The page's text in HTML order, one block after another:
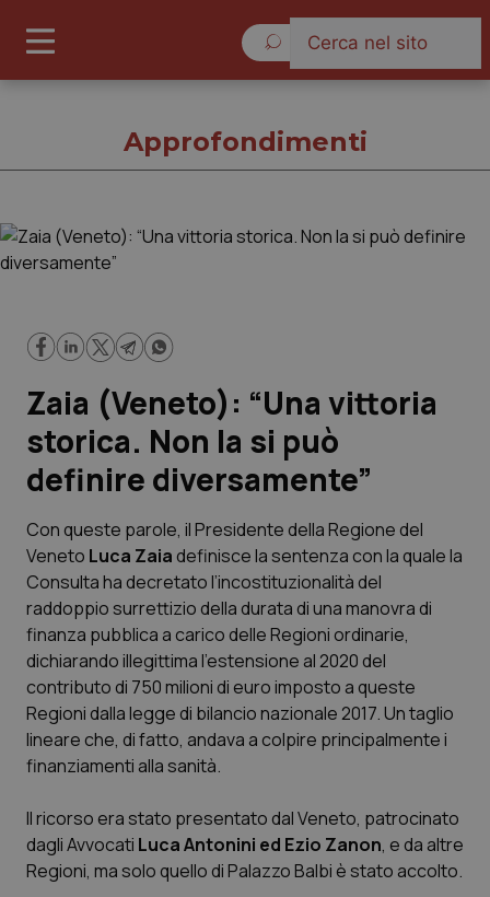
Governo e Parlamento
Regioni e Asl
Lavoro e Professioni
Scienza e Farmaci
Studi e Analisi
Lettere al direttore
Edizioni Regionali
QS Pro
Professionisti Sanitari.AI
Abruzzo
QS Pro Gold
Approfondimenti
Zaia (Veneto): “Una vittoria
storica. Non la si può
definire diversamente”
Con queste parole, il Presidente della Regione del
Veneto Luca Zaiadefinisce la sentenza con la quale la
Consulta ha decretato l’incostituzionalità del
raddoppio surrettizio della durata di una manovra di
finanza pubblica a carico delle Regioni ordinarie,
dichiarando illegittima l’estensione al 2020 del
contributo di 750 milioni di euro imposto a queste
Regioni dalla legge di bilancio nazionale 2017. Un taglio
lineare che, di fatto, andava a colpire principalmente i
finanziamenti alla sanità.
Il ricorso era stato presentato dal Veneto, patrocinato
dagli Avvocati Luca Antonini ed Ezio Zanon, e da altre
Regioni, ma solo quello di Palazzo Balbi è stato accolto.